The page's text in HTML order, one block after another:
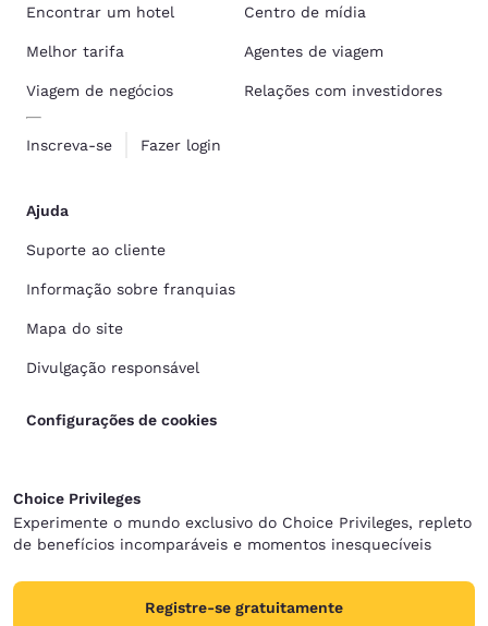
Encontrar um hotel
Melhor tarifa
Viagem de negócios
Inscreva-se Fazer login
Centro de mídia
Agentes de viagem
Relações com investidores
Ajuda
Suporte ao cliente
Informação sobre franquias
Mapa do site
Divulgação responsável
Configurações de cookies
Choice Privileges
Experimente o mundo exclusivo do Choice Privileges, repleto
de benefícios incomparáveis e momentos inesquecíveis
Registre-se gratuitamente